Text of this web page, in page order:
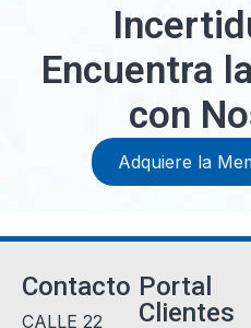
Encuentra
con
Adquiere la
Contacto
CALLE 22
Portal
Clientes